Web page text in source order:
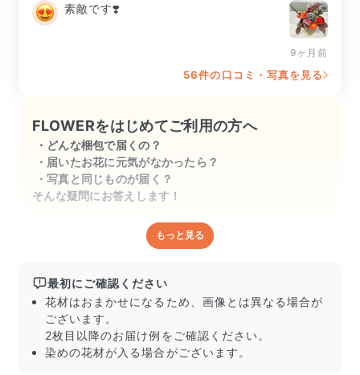
素敵です❣️
9ヶ月前
56件の口コミ・写真を見る
FLOWERをはじめてご利用の方へ
どんな梱包で届くの？
届いたお花に元気がなかったら？
写真と同じものが届く？
そんな疑問にお答えします！
どんな梱包で届くの？
し、専用ボックスに丁寧に梱包してお届けしています。
きゅっとまとめられて一見窮屈そうに見えますが、輸送
中の衝撃による折れや擦れを軽減する効果があります。
もっと見る
最初にご確認ください
花材はおまかせになるため、画像とは異なる場合が
ございます。
2枚目以降のお届け例をご確認ください。
染めの花材が入る場合がございます。